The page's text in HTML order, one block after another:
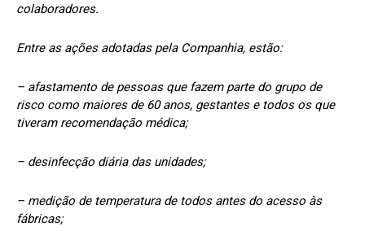
colaboradores.
Entre as ações adotadas pela Companhia, estão:
– afastamento de pessoas que fazem parte do grupo de
risco como maiores de 60 anos, gestantes e todos os que
tiveram recomendação médica;
– desinfecção diária das unidades;
– medição de temperatura de todos antes do acesso às
fábricas;